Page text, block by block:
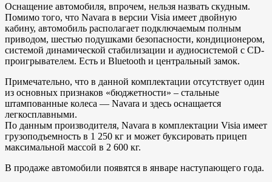
Оснащение автомобиля, впрочем, нельзя назвать скудным.
Помимо того, что Navara в версии Visia имеет двойную
кабину, автомобиль располагает подключаемым полным
приводом, шестью подушками безопасности, кондиционером,
системой динамической стабилизации и аудиосистемой с CD-
проигрывателем. Есть и Bluetooth и центральный замок.
Примечательно, что в данной комплектации отсутствует один
из основных признаков «бюджетности» – стальные
штампованные колеса — Navara и здесь оснащается
легкосплавными.
По данным производителя, Navara в комплектации Visia имеет
грузоподъемность в 1 250 кг и может буксировать прицеп
максимальной массой в 2 600 кг.
В продаже автомобили появятся в январе наступающего года.